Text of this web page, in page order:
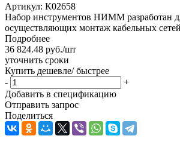
Артикул: К02658
Набор инструментов НИММ разработан
осуществляющих монтаж кабельных
Подробнее
36 824.48 руб./шт
уточнить сроки
Купить дешевле/ быстрее
-
+
Добавить в спецификацию
Отправить запрос
Поделиться